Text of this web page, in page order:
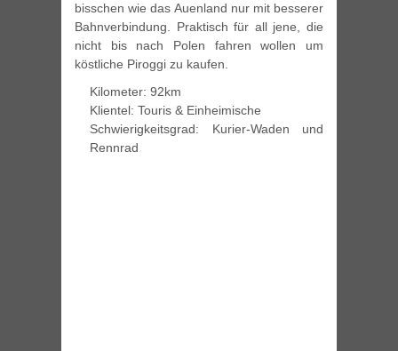
bisschen wie das Auenland nur mit besserer
Bahnverbindung. Praktisch für all jene, die
nicht bis nach Polen fahren wollen um
köstliche Piroggi zu kaufen.
Kilometer: 92km
Klientel: Touris & Einheimische
Schwierigkeitsgrad: Kurier-Waden und
Rennrad